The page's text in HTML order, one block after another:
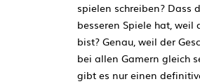
spielen schreiben? Dass
besseren Spiele hat,
bist? Genau, weil der
bei allen Gamern gleich
gibt es nur einen